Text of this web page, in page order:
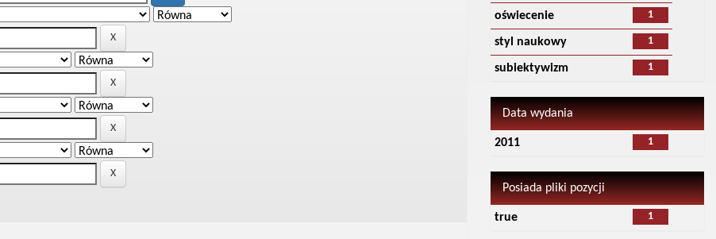
1
oświecenie
1
styl naukowy
1
subiektywizm
Data wydania
1
2011
Posiada pliki pozycji
1
true